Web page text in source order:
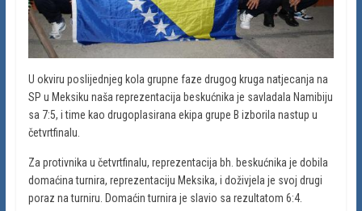
U okviru poslijednjeg kola grupne faze drugog kruga natjecanja na
SP u Meksiku naša reprezentacija beskućnika je savladala Namibiju
sa 7:5, i time kao drugoplasirana ekipa grupe B izborila nastup u
četvrtfinalu.
Za protivnika u četvrtfinalu, reprezentacija bh. beskućnika je dobila
domaćina turnira, reprezentaciju Meksika, i doživjela je svoj drugi
poraz na turniru. Domaćin turnira je slavio sa rezultatom 6:4.